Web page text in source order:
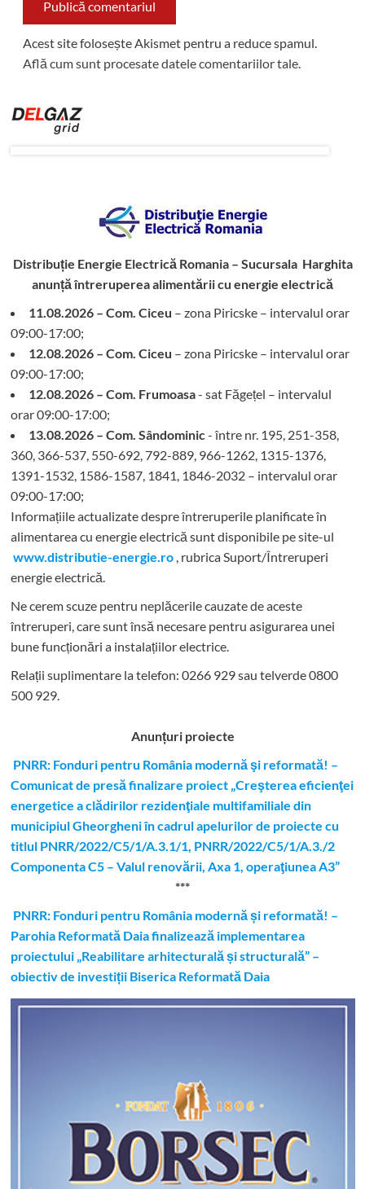
Acest site folosește Akismet pentru a reduce spamul.
Află cum sunt procesate datele comentariilor tale.
Distribuție Energie Electrică Romania – Sucursala Harghita
anunță întreruperea alimentării cu energie electrică
11.08.2026 – Com. Ciceu – zona Piricske – intervalul orar
09:00-17:00;
12.08.2026 – Com. Ciceu – zona Piricske – intervalul orar
09:00-17:00;
12.08.2026 – Com. Frumoasa- sat Făgețel – intervalul
orar 09:00-17:00;
13.08.2026 – Com. Sândominic- între nr. 195, 251-358,
360, 366-537, 550-692, 792-889, 966-1262, 1315-1376,
1391-1532, 1586-1587, 1841, 1846-2032 – intervalul orar
09:00-17:00;
Informațiile actualizate despre întreruperile planificate în
alimentarea cu energie electrică sunt disponibile pe site-ul
www.distributie-energie.ro , rubrica Suport/Întreruperi
energie electrică.
Ne cerem scuze pentru neplăcerile cauzate de aceste
întreruperi, care sunt însă necesare pentru asigurarea unei
bune funcționări a instalațiilor electrice.
Relații suplimentare la telefon: 0266 929 sau telverde 0800
500 929.
Anunțuri proiecte
PNRR: Fonduri pentru România modernă şi reformată! –
Comunicat de presă finalizare proiect „Creşterea eficienţei
energetice a clădirilor rezidenţiale multifamiliale din
municipiul Gheorgheni în cadrul apelurilor de proiecte cu
titlul PNRR/2022/C5/1/A.3.1/1, PNRR/2022/C5/1/A.3./2
Componenta C5 – Valul renovării, Axa 1, operaţiunea A3”
***
PNRR: Fonduri pentru România modernă și reformată! –
Parohia Reformată Daia finalizează implementarea
proiectului „Reabilitare arhitecturală și structurală” –
obiectiv de investiții Biserica Reformată Daia